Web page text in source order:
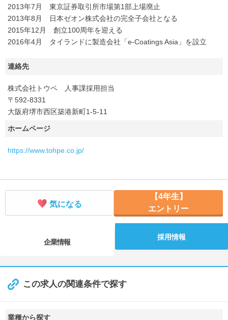
2013年7月 東京証券取引所市場第1部上場廃止
2013年8月 日本ゼオン株式会社の完全子会社となる
2015年12月 創立100周年を迎える
2016年4月 タイランドに製造会社「e-Coatings Asia」を設立
連絡先
株式会社トウペ 人事課採用担当
〒592-8331
大阪府堺市西区築港新町1-5-11
ホームページ
https://www.tohpe.co.jp/
気になる
【4年生】
エントリー
企業情報
採用情報
この求人の関連条件で探す
業種から探す